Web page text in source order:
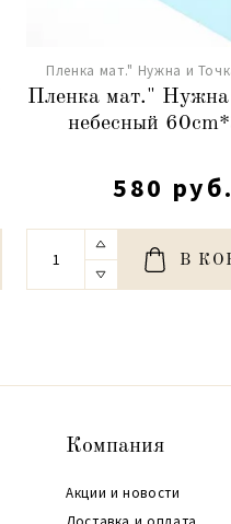
Пленка мат." Нужна и
Пленка мат." Нужна
небесный
580 руб.
В
Компания
Акции и новости